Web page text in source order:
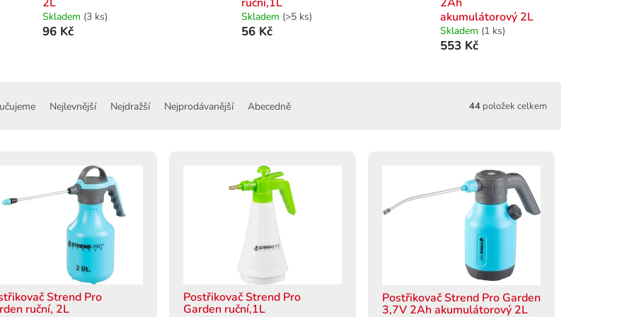
2L
Skladem (3 ks)
96 Kč
ruční,1L
Skladem (>5 ks)
56 Kč
2Ah
akumulátorový 2L
Skladem (1 ks)
553 Kč
Nejlevnější Nejdražší Nejprodávanější Abecedně 44 položek celkem
Strend Pro
ruční, 2L
Postřikovač Strend Pro
Garden ruční,1L
Postřikovač Strend Pro Garden
3,7V 2Ah akumulátorový 2L